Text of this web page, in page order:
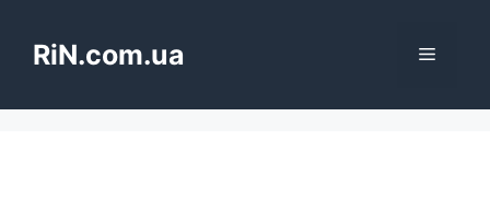
вмістуRiN.com.ua Меню